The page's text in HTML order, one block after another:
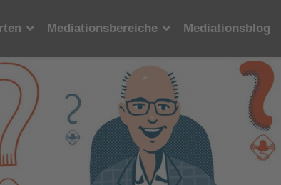
Mediationsbereiche Mediationsblog